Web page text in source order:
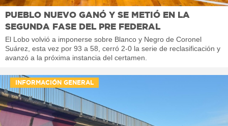
PUEBLO NUEVO GANÓ Y SE METIÓ EN LA
SEGUNDA FASE DEL PRE FEDERAL
El Lobo volvió a imponerse sobre Blanco y Negro de Coronel
Suárez, esta vez por 93 a 58, cerró 2-0 la serie de reclasificación y
avanzó a la próxima instancia del certamen.
INFORMACIÓN GENERAL